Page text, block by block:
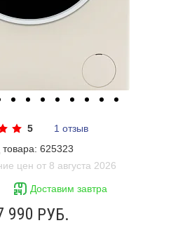
5
1 отзыв
товара: 625323
Доставим завтра
цен от 8 августа 2026
990 РУБ.